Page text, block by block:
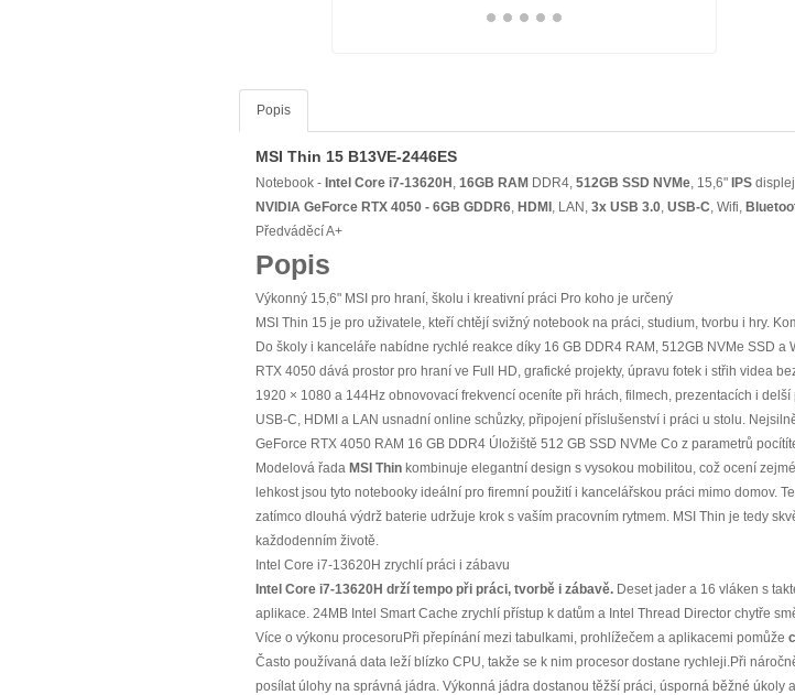
Popis
MSI Thin 15 B13VE-2446ES
Notebook - Intel Core i7-13620H , 16GB RAM DDR4, 512GB SSD NVMe, 15,6" IPS displej
NVIDIA GeForce RTX 4050 - 6GB GDDR6, HDMI , LAN, 3x USB 3.0, USB-C, Wifi,
Předváděcí A+
Popis
Výkonný 15,6" MSI pro hraní, školu i kreativní práci Pro koho je určený
MSI Thin 15 je pro uživatele, kteří chtějí svižný notebook na práci, studium, tvorbu i hry.
Do školy i kanceláře nabídne rychlé reakce díky 16 GB DDR4 RAM, 512GB NVMe SSD
RTX 4050 dává prostor pro hraní ve Full HD, grafické projekty, úpravu fotek i střih videa
1920 × 1080 a 144Hz obnovovací frekvencí oceníte při hrách, filmech, prezentacích i
USB-C, HDMI a LAN usnadní online schůzky, připojení příslušenství i práci u stolu.
GeForce RTX 4050 RAM 16 GB DDR4 Úložiště 512 GB SSD NVMe Co z parametrů
Modelová řada MSI Thin kombinuje elegantní design s vysokou mobilitou, což ocení
lehkost jsou tyto notebooky ideální pro firemní použití i kancelářskou práci mimo domov.
zatímco dlouhá výdrž baterie udržuje krok s vaším pracovním rytmem. MSI Thin je tedy
každodenním životě.
Intel Core i7-13620H zrychlí práci i zábavu
Intel Core i7-13620H drží tempo při práci, tvorbě i zábavě. Deset jader a 16 vláken s
aplikace. 24MB Intel Smart Cache zrychlí přístup k datům a Intel Thread Director chytře
Více o výkonu procesoruPři přepínání mezi tabulkami, prohlížečem a aplikacemi pomůže
Často používaná data leží blízko CPU, takže se k nim procesor dostane rychleji.Při
posílat úlohy na správná jádra. Výkonná jádra dostanou těžší práci, úsporná běžné